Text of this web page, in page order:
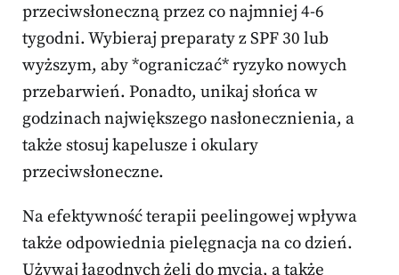
przeciwsłoneczną przez co najmniej 4-6
tygodni. Wybieraj preparaty z SPF 30 lub
wyższym, aby *ograniczać* ryzyko nowych
przebarwień. Ponadto, unikaj słońca w
godzinach największego nasłonecznienia, a
także stosuj kapelusze i okulary
przeciwsłoneczne.
Na efektywność terapii peelingowej wpływa
także odpowiednia pielęgnacja na co dzień.
Używaj łagodnych żeli do mycia, a także